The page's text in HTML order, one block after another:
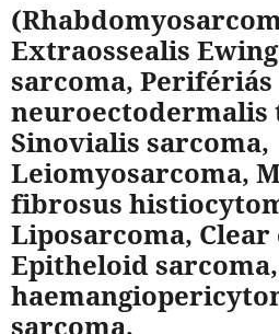
Extraossealis Ewing
sarcoma, Perifériás
neuroectodermalis
Sinovialis sarcoma,
Leiomyosarcoma,
fibrosus
Liposarcoma,
Epitheloid
sarcoma,